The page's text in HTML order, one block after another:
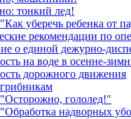
тонкий лед!
уберечь ребенка от
рекомендации по
о единой дежурно-
на воде в осенне-
дорожного движения
гололед!"
надворных